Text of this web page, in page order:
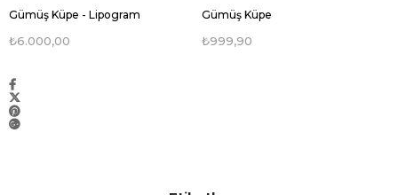
Gümüş Küpe - Lipogram
₺6.000,00
Gümüş Küpe
₺999,90